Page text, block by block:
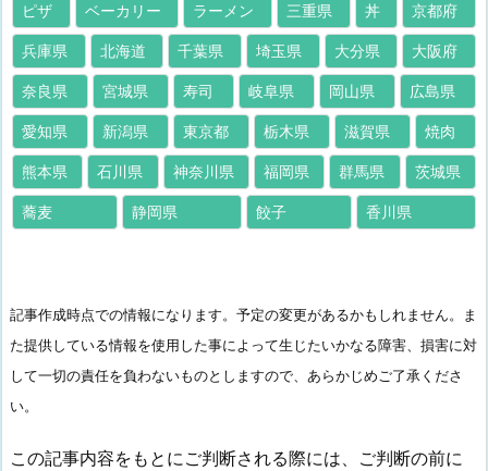
ピザ ベーカリー ラーメン 三重県 丼 京都府
兵庫県 北海道 千葉県 埼玉県 大分県 大阪府
奈良県 宮城県 寿司 岐阜県 岡山県 広島県
愛知県 新潟県 東京都 栃木県 滋賀県 焼肉
熊本県 石川県 神奈川県 福岡県 群馬県 茨城県
蕎麦 静岡県 餃子 香川県
記事作成時点での情報になります。予定の変更があるかもしれません。ま
た提供している情報を使用した事によって生じたいかなる障害、損害に対
して一切の責任を負わないものとしますので、あらかじめご了承くださ
い。
この記事内容をもとにご判断される際には、ご判断の前に